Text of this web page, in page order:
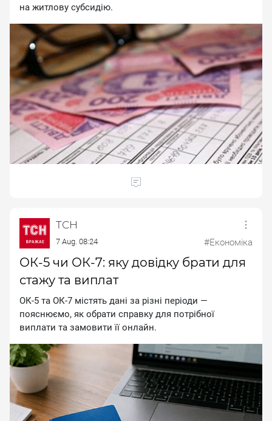
на житлову субсидію.
ТСН
7 Aug. 08:24 #Економіка
ОК-5 чи ОК-7: яку довідку брати для
стажу та виплат
ОК-5 та ОК-7 містять дані за різні періоди —
пояснюємо, як обрати справку для потрібної
виплати та замовити її онлайн.